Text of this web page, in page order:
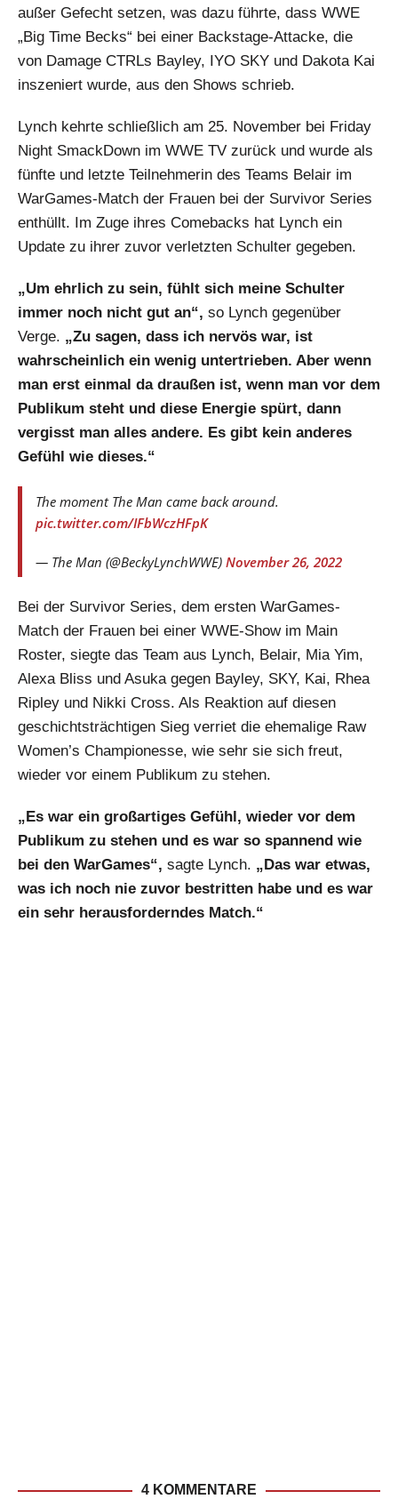
außer Gefecht setzen, was dazu führte, dass WWE
„Big Time Becks“ bei einer Backstage-Attacke, die
von Damage CTRLs Bayley, IYO SKY und Dakota Kai
inszeniert wurde, aus den Shows schrieb.
Lynch kehrte schließlich am 25. November bei Friday
Night SmackDown im WWE TV zurück und wurde als
fünfte und letzte Teilnehmerin des Teams Belair im
WarGames-Match der Frauen bei der Survivor Series
enthüllt. Im Zuge ihres Comebacks hat Lynch ein
Update zu ihrer zuvor verletzten Schulter gegeben.
„Um ehrlich zu sein, fühlt sich meine Schulter
immer noch nicht gut an“, so Lynch gegenüber
Verge. „Zu sagen, dass ich nervös war, ist
wahrscheinlich ein wenig untertrieben. Aber wenn
man erst einmal da draußen ist, wenn man vor dem
Publikum steht und diese Energie spürt, dann
vergisst man alles andere. Es gibt kein anderes
Gefühl wie dieses.“
The moment The Man came back around.
pic.twitter.com/IFbWczHFpK
— The Man (@BeckyLynchWWE) November 26, 2022
Bei der Survivor Series, dem ersten WarGames-
Match der Frauen bei einer WWE-Show im Main
Roster, siegte das Team aus Lynch, Belair, Mia Yim,
Alexa Bliss und Asuka gegen Bayley, SKY, Kai, Rhea
Ripley und Nikki Cross. Als Reaktion auf diesen
geschichtsträchtigen Sieg verriet die ehemalige Raw
Women’s Championesse, wie sehr sie sich freut,
wieder vor einem Publikum zu stehen.
„Es war ein großartiges Gefühl, wieder vor dem
Publikum zu stehen und es war so spannend wie
bei den WarGames“, sagte Lynch. „Das war etwas,
was ich noch nie zuvor bestritten habe und es war
ein sehr herausforderndes Match.“
4 KOMMENTARE